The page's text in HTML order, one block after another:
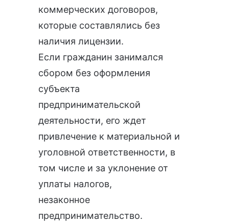
коммерческих договоров,
которые составлялись без
наличия лицензии.
Если гражданин занимался
сбором без оформления
субъекта
предпринимательской
деятельности, его ждет
привлечение к материальной и
уголовной ответственности, в
том числе и за уклонение от
уплаты налогов,
незаконное
предпринимательство.